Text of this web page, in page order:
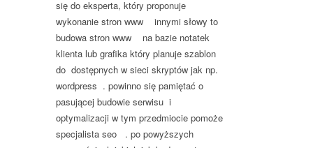
się do eksperta, który proponuje
wykonanie stron www innymi słowy to
budowa stron www na bazie notatek
klienta lub grafika który planuje szablon
do dostępnych w sieci skryptów jak np.
wordpress . powinno się pamiętać o
pasującej budowie serwisu i
optymalizacji w tym przedmiocie pomoże
specjalista seo . po powyższych